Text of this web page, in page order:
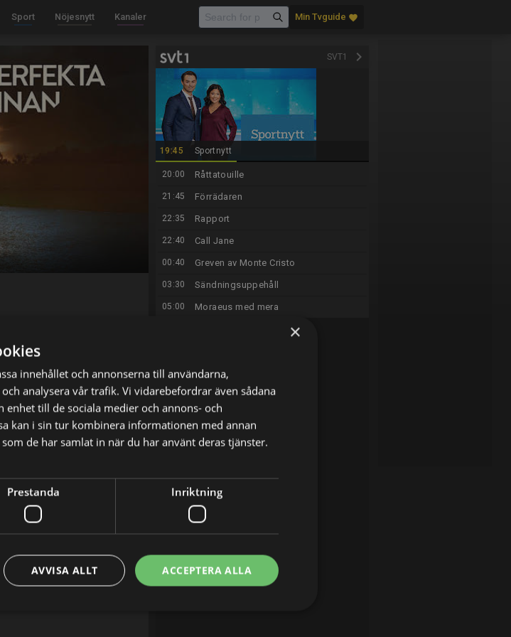
Sport Nöjesnytt Kanaler Min Tvguide favorite
Fran växer en
- och hennes liv
Sion Daniel Young,
SVT1 keyboard_arrow_right
19:45 Sportnytt
20:00 Råttatouille
21:45 Förrädaren
22:35 Rapport
22:40 Call Jane
00:40 Greven av Monte Cristo
03:30 Sändningsuppehåll
05:00 Moraeus med mera
×
innehållet och annonserna till användarna,
analysera vår trafik. Vi vidarebefordrar även sådana
till de sociala medier och annons- och
kan i sin tur kombinera informationen med annan
de har samlat in när du har använt deras tjänster.
Prestanda Inriktning
ACCEPTERA ALLA
AVVISA ALLT